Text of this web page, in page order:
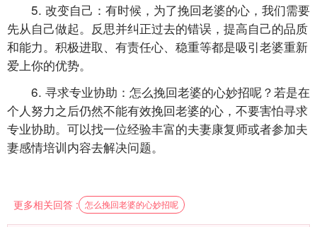
5. 改变自己：有时候，为了挽回老婆的心，我们需要
先从自己做起。反思并纠正过去的错误，提高自己的品质
和能力。积极进取、有责任心、稳重等都是吸引老婆重新
爱上你的优势。
6. 寻求专业协助：怎么挽回老婆的心妙招呢？若是在
个人努力之后仍然不能有效挽回老婆的心，不要害怕寻求
专业协助。可以找一位经验丰富的夫妻康复师或者参加夫
妻感情培训内容去解决问题。
更多相关回答 : 怎么挽回老婆的心妙招呢